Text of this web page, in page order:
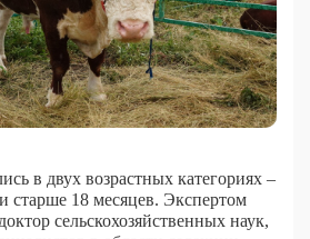
в двух возрастных категориях –
старше 18 месяцев. Экспертом
сельскохозяйственных наук,